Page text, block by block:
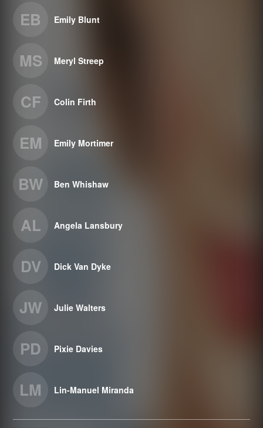
EB Emily Blunt
MS Meryl Streep
CF Colin Firth
EM Emily Mortimer
BW Ben Whishaw
AL Angela Lansbury
DV Dick Van Dyke
JW Julie Walters
PD Pixie Davies
LM Lin-Manuel Miranda